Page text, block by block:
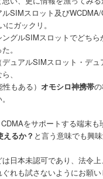
SIMスロット及び
にガックリ。
グルSIMスロットでどち
。
ュアルSIMスロット・デュ
、
性もある）オモシロ神携帯
をサポートする端末も
るか？ と言う意味でも興
は日本未認可であり、法令
れも試さないようにお願い